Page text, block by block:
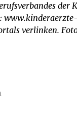
verlinken.